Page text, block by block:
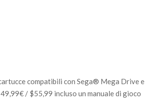
compatibili con Sega® Mega Drive e
/ $55,99 incluso un manuale di gioco